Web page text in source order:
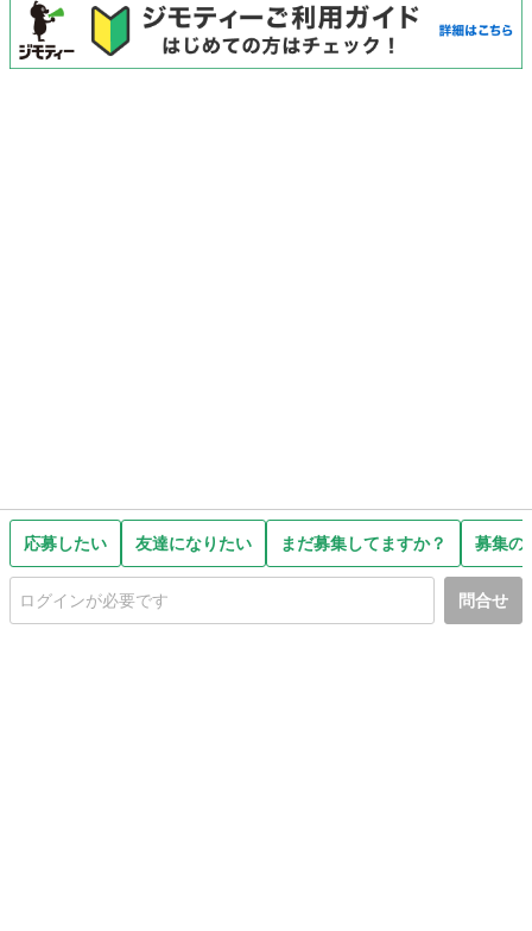
応募したい 友達になりたい まだ募集してますか？ 募集の
問合せ